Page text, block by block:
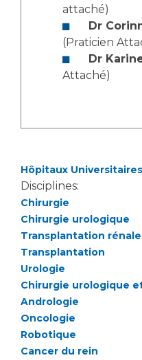
attaché)
Dr
(Praticien
Dr
Attaché)
Hôpitaux
Disciplines:
Chirurgie
Chirurgie urologique
Transplantation rénale
Transplantation
Urologie
Chirurgie urologique
Andrologie
Oncologie
Robotique
Cancer du rein